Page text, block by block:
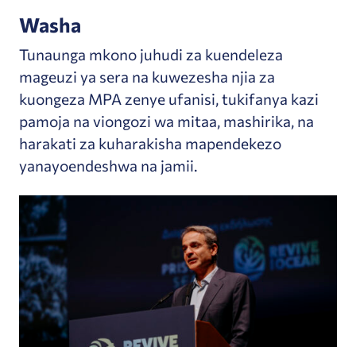
Washa
Tunaunga mkono juhudi za kuendeleza
mageuzi ya sera na kuwezesha njia za
kuongeza MPA zenye ufanisi, tukifanya kazi
pamoja na viongozi wa mitaa, mashirika, na
harakati za kuharakisha mapendekezo
yanayoendeshwa na jamii.